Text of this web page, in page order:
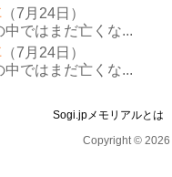
（7月24日）
中ではまだ亡くな...
（7月24日）
中ではまだ亡くな...
Sogi.jpメモリアルとは
Copyright © 2026